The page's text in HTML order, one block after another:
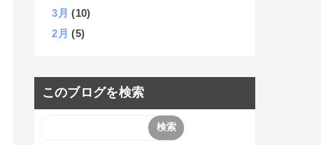
3月(10)
2月(5)
このブログを検索